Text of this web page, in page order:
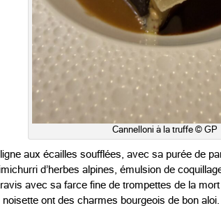
Cannelloni à la truffe © GP
ligne aux écailles soufflées, avec sa purée de
d’herbes alpines, émulsion de
avec sa farce fine de trompettes de la
ont des charmes bourgeois de bon aloi.